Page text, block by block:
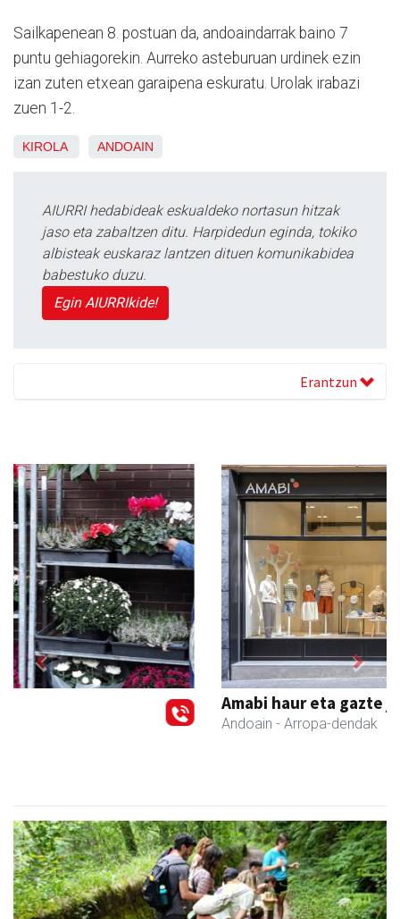
Sailkapenean 8. postuan da, andoaindarrak baino 7
puntu gehiagorekin. Aurreko asteburuan urdinek ezin
izan zuten etxean garaipena eskuratu. Urolak irabazi
zuen 1-2.
KIROLA ANDOAIN
AIURRI hedabideak eskualdeko nortasun hitzak
jaso eta zabaltzen ditu. Harpidedun eginda, tokiko
albisteak euskaraz lantzen dituen komunikabidea
babestuko duzu.
Egin AIURRIkide!
Erantzun
Amabi haur eta gazte jantziak
- Arropa-dendak
Previous Next